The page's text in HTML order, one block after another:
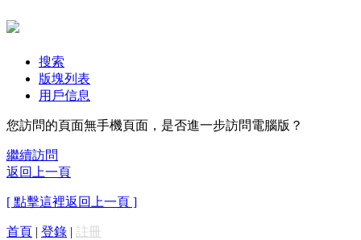
搜索
版塊列表
用戶信息
您訪問的頁面無手機頁面，是否進一步訪問電腦版？
繼續訪問
返回上一頁
[ 點擊這裡返回上一頁 ]
首頁 | 登錄 | 註冊